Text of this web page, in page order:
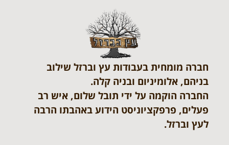
חברה מומחית בעבודות עץ וברזל שילוב
בניהם, אלומיניום ובניה קלה.
החברה הוקמה על ידי תובל שלום, איש רב
פעלים, פרפקציוניסט הידוע באהבתו הרבה
לעץ וברזל.